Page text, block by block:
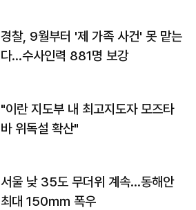
경찰, 9월부터 '제 가족 사건' 못 맡는
다…수사인력 881명 보강
"이란 지도부 내 최고지도자 모즈타
바 위독설 확산"
서울 낮 35도 무더위 계속…동해안
최대 150㎜ 폭우